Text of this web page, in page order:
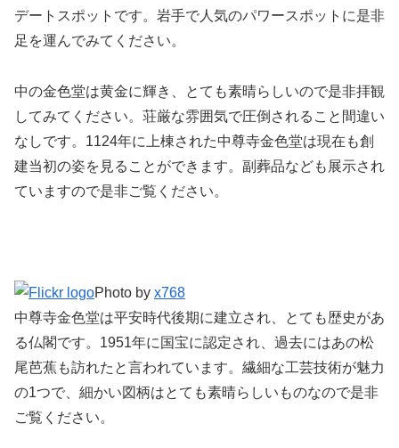
デートスポットです。岩手で人気のパワースポットに是非
足を運んでみてください。
中の金色堂は黄金に輝き、とても素晴らしいので是非拝観
してみてください。荘厳な雰囲気で圧倒されること間違い
なしです。1124年に上棟された中尊寺金色堂は現在も創
建当初の姿を見ることができます。副葬品なども展示され
ていますので是非ご覧ください。
Photo by x768
中尊寺金色堂は平安時代後期に建立され、とても歴史があ
る仏閣です。1951年に国宝に認定され、過去にはあの松
尾芭蕉も訪れたと言われています。繊細な工芸技術が魅力
の1つで、細かい図柄はとても素晴らしいものなので是非
ご覧ください。